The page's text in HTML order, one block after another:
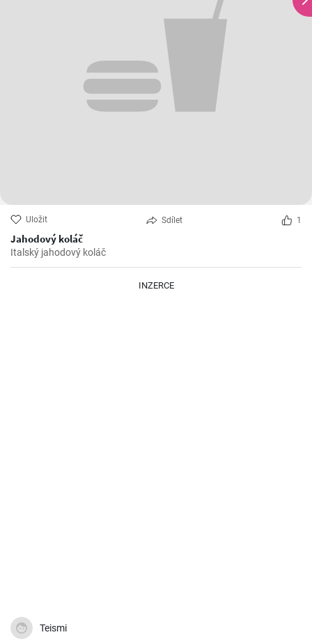
Uložit Sdílet 1
Jahodový koláč
Italský jahodový koláč
INZERCE
Teismi